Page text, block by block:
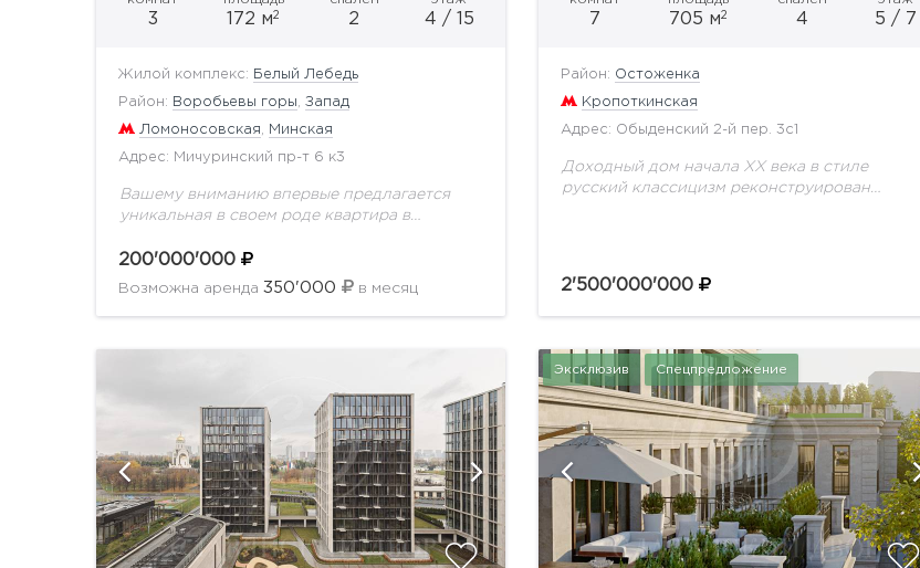
3 172 м2 2 4 / 15
Жилой комплекс: Белый Лебедь
Район: Воробьевы горы, Запад
Ломоносовская, Минская
Адрес: Мичуринский пр-т 6 к3
Вашему вниманию впервые предлагается
уникальная в своем роде квартира в
качественный ремонт с применением
натуральных дорогостоящих материалов.
кухня, полноценная...
200'000'000
Возможна аренда 350'000 в месяц
7 705 м2 4 5 / 7
Район: Остоженка
Кропоткинская
Адрес: Обыденский 2-й пер. 3с1
Доходный дом начала ХХ века в стиле
русский классицизм реконструирован
2'500'000'000
Эксклюзив Спецпредложение
показать ещё 13 фотографий